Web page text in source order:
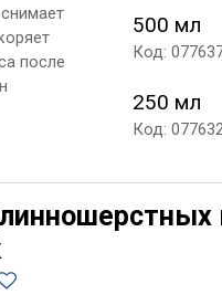
после
500 мл
Код:
250 мл
Код: